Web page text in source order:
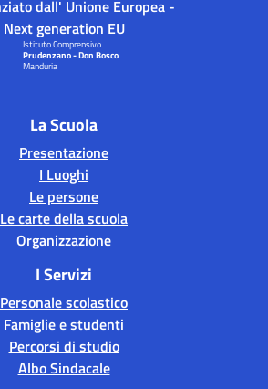
Istituto Comprensivo
Prudenzano - Don Bosco
Manduria
La Scuola
Presentazione
I Luoghi
Le persone
Le carte della scuola
Organizzazione
I Servizi
Personale scolastico
Famiglie e studenti
Percorsi di studio
Albo Sindacale